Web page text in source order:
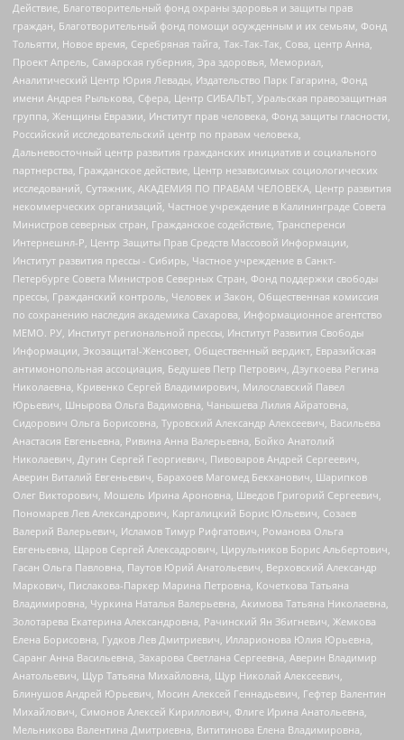
Действие, Благотворительный фонд охраны здоровья и защиты прав
граждан, Благотворительный фонд помощи осужденным и их семьям, Фонд
Тольятти, Новое время, Серебряная тайга, Так-Так-Так, Сова, центр Анна,
Проект Апрель, Самарская губерния, Эра здоровья, Мемориал,
Аналитический Центр Юрия Левады, Издательство Парк Гагарина, Фонд
имени Андрея Рылькова, Сфера, Центр СИБАЛЬТ, Уральская правозащитная
группа, Женщины Евразии, Институт прав человека, Фонд защиты гласности,
Российский исследовательский центр по правам человека,
Дальневосточный центр развития гражданских инициатив и социального
партнерства, Гражданское действие, Центр независимых социологических
исследований, Сутяжник, АКАДЕМИЯ ПО ПРАВАМ ЧЕЛОВЕКА, Центр развития
некоммерческих организаций, Частное учреждение в Калининграде Совета
Министров северных стран, Гражданское содействие, Трансперенси
Интернешнл-Р, Центр Защиты Прав Средств Массовой Информации,
Институт развития прессы - Сибирь, Частное учреждение в Санкт-
Петербурге Совета Министров Северных Стран, Фонд поддержки свободы
прессы, Гражданский контроль, Человек и Закон, Общественная комиссия
по сохранению наследия академика Сахарова, Информационное агентство
МЕМО. РУ, Институт региональной прессы, Институт Развития Свободы
Информации, Экозащита!-Женсовет, Общественный вердикт, Евразийская
антимонопольная ассоциация, Бедушев Петр Петрович, Дзугкоева Регина
Николаевна, Кривенко Сергей Владимирович, Милославский Павел
Юрьевич, Шнырова Ольга Вадимовна, Чанышева Лилия Айратовна,
Сидорович Ольга Борисовна, Туровский Александр Алексеевич, Васильева
Анастасия Евгеньевна, Ривина Анна Валерьевна, Бойко Анатолий
Николаевич, Дугин Сергей Георгиевич, Пивоваров Андрей Сергеевич,
Аверин Виталий Евгеньевич, Барахоев Магомед Бекханович, Шарипков
Олег Викторович, Мошель Ирина Ароновна, Шведов Григорий Сергеевич,
Пономарев Лев Александрович, Каргалицкий Борис Юльевич, Созаев
Валерий Валерьевич, Исламов Тимур Рифгатович, Романова Ольга
Евгеньевна, Щаров Сергей Алексадрович, Цирульников Борис Альбертович,
Гасан Ольга Павловна, Паутов Юрий Анатольевич, Верховский Александр
Маркович, Пислакова-Паркер Марина Петровна, Кочеткова Татьяна
Владимировна, Чуркина Наталья Валерьевна, Акимова Татьяна Николаевна,
Золотарева Екатерина Александровна, Рачинский Ян Збигневич, Жемкова
Елена Борисовна, Гудков Лев Дмитриевич, Илларионова Юлия Юрьевна,
Саранг Анна Васильевна, Захарова Светлана Сергеевна, Аверин Владимир
Анатольевич, Щур Татьяна Михайловна, Щур Николай Алексеевич,
Блинушов Андрей Юрьевич, Мосин Алексей Геннадьевич, Гефтер Валентин
Михайлович, Симонов Алексей Кириллович, Флиге Ирина Анатольевна,
Мельникова Валентина Дмитриевна, Вититинова Елена Владимировна,